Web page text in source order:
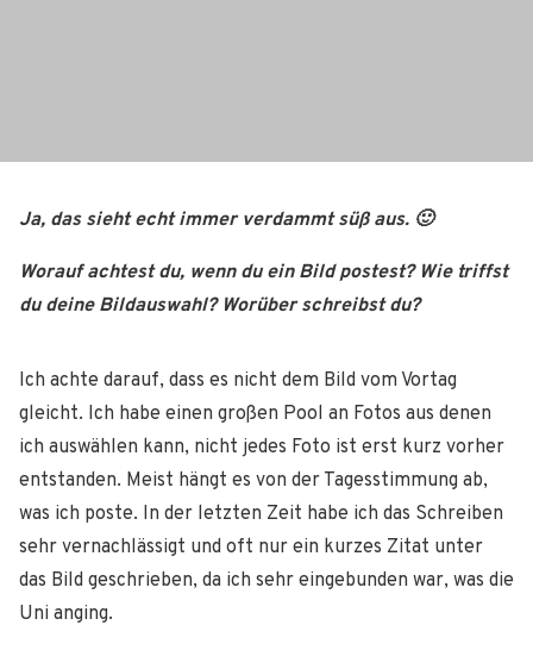
Ja, das sieht echt immer verdammt süß aus. 🙂
Worauf achtest du, wenn du ein Bild postest? Wie triffst
du deine Bildauswahl? Worüber schreibst du?
Ich achte darauf, dass es nicht dem Bild vom Vortag
gleicht. Ich habe einen großen Pool an Fotos aus denen
ich auswählen kann, nicht jedes Foto ist erst kurz vorher
entstanden. Meist hängt es von der Tagesstimmung ab,
was ich poste. In der letzten Zeit habe ich das Schreiben
sehr vernachlässigt und oft nur ein kurzes Zitat unter
das Bild geschrieben, da ich sehr eingebunden war, was die
Uni anging.